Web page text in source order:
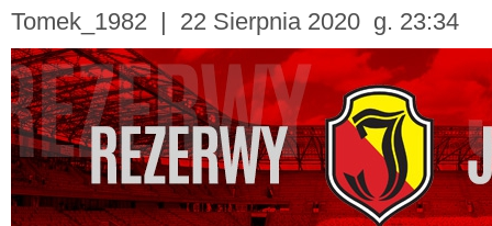
Tomek_1982 | 22 Sierpnia 2020 g. 23:34